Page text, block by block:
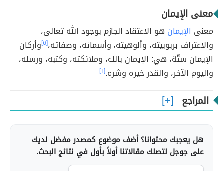
معنى الإيمان
معنى الإيمان هو الاعتقاد الجازم بوجود الله تعالى،
والاعتراف بربوبيته، وألوهيته، وأسمائه، وصفاته،[٥] وأركان
الإيمان ستّة، هي: الإيمان بالله، وملائكته، وكتبه، ورسله،
واليوم الآخر، والقدر خيره وشره.[٦]
المراجع
هل يعجبك محتوانا؟ أضف موضوع كمصدر مفضل لديك
على جوجل لتصلك مقالاتنا أولاً بأول في نتائج البحث.